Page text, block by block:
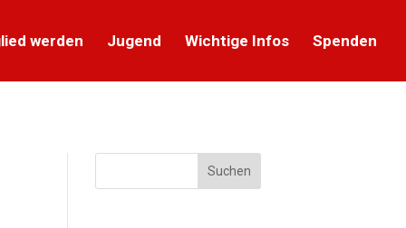
werden Jugend Wichtige Infos Spenden
Suchen